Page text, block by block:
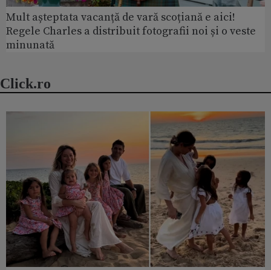
Mult așteptata vacanță de vară scoțiană e aici!
Regele Charles a distribuit fotografii noi și o veste
minunată
Click.ro